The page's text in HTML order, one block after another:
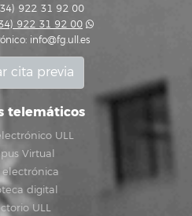
922 31 92 00
922 31 92 00
info@fg.ull.es
cita previa
telemáticos
ULL
Virtual
electrónica
digital
ULL